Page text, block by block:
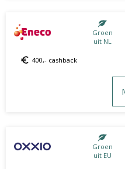
Groen
uit NL
400,- cashback
Groen
uit EU